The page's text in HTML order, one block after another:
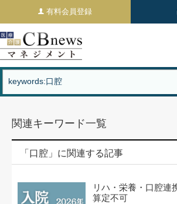
有料会員登録
関連キーワード一覧
「口腔」に関連する記事
リハ・栄養・口腔連
算定不可